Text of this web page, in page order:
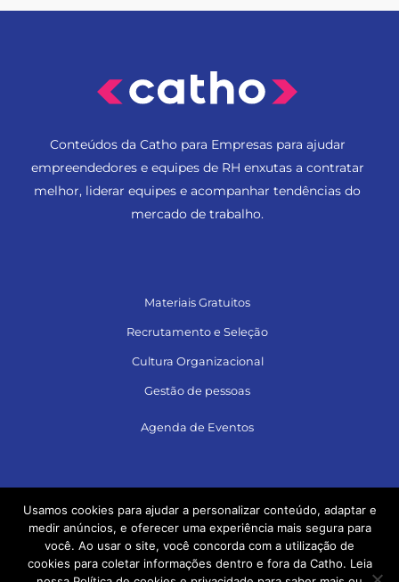
Conteúdos da Catho para Empresas para ajudar
empreendedores e equipes de RH enxutas a contratar
melhor, liderar equipes e acompanhar tendências do
mercado de trabalho.
Materiais Gratuitos
Recrutamento e Seleção
Cultura Organizacional
Gestão de pessoas
Agenda de Eventos
Usamos cookies para ajudar a personalizar conteúdo, adaptar e
medir anúncios, e oferecer uma experiência mais segura para
você. Ao usar o site, você concorda com a utilização de
cookies para coletar informações dentro e fora da Catho. Leia